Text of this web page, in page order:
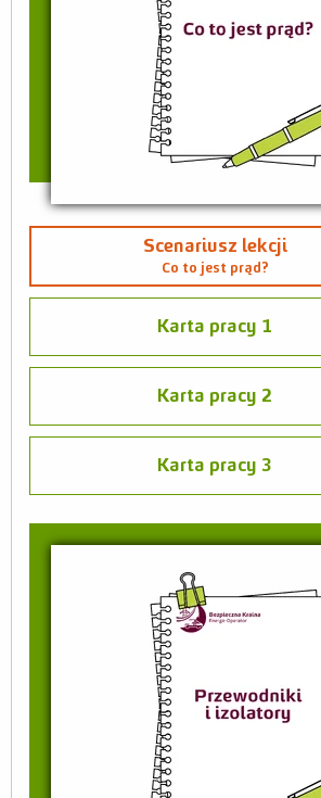
Kontakt
Scenariusz lekcji
Co to jest prąd?
Karta pracy 1
Karta pracy 2
Karta pracy 3